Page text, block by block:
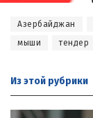
Азербайджан
мыши
тендер
Из этой рубрики